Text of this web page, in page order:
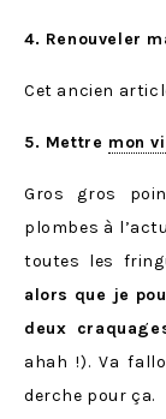
4. Renouveler
Cet ancien
5. Mettre mon
Gros gros
plombes à
toutes les
alors que je
deux
ahah !). Va
derche pour ça.